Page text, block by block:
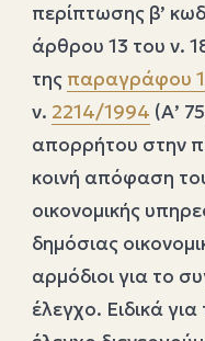
περίπτωσης β’
άρθρου 13 του ν.
της παραγράφου 1
ν. 2214/1994 (Α’
απορρήτου στην
κοινή απόφαση
οικονομικής
δημόσιας
αρμόδιοι για το
έλεγχο. Ειδικά